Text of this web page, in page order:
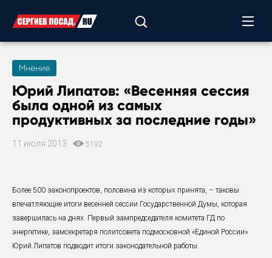
Мнение
Юрий Липатов: «Весенняя сессия
была одной из самых
продуктивных за последние годы»
11 июля 2013 5192
Более 500 законопроектов, половина из которых принята, – таковы
впечатляющие итоги весенней сессии Государственной Думы, которая
завершилась на днях. Первый зампредседателя комитета ГД по
энергетике, замсекретаря политсовета подмосковной «Единой России»
Юрий Липатов подводит итоги законодательной работы.